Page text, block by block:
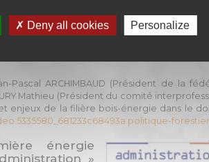
Pascal ARCHIMBAUD (Président de la
Mathieu (Président du comité
enjeux de la filière bois-énergie dans le
énergie
»
Deny all cookies Personalize